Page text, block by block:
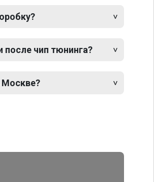
после чип тюнинга?
Москве?